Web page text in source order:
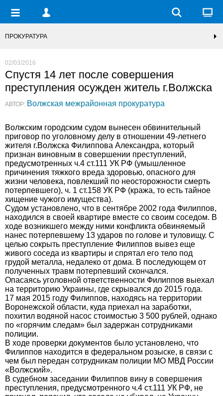
ПРОКУРАТУРА
02/03/2016
Спустя 14 лет после совершения
преступления осужден житель г.Волжска
АВТОР: Волжская межрайонная прокуратура
Волжским городским судом вынесен обвинительный
приговор по уголовному делу в отношении 49-летнего
жителя г.Волжска Филиппова Александра, который
признан виновным в совершении преступлений,
предусмотренных ч.4 ст.111 УК РФ (умышленное
причинения тяжкого вреда здоровью, опасного для
жизни человека, повлекший по неосторожности смерть
потерпевшего), ч. 1 ст.158 УК РФ (кража, то есть тайное
хищение чужого имущества).
Судом установлено, что в сентябре 2002 года Филиппов,
находился в своей квартире вместе со своим соседом. В
ходе возникшего между ними конфликта обвиняемый
нанес потерпевшему 13 ударов по голове и туловищу. С
целью сокрыть преступление Филиппов вывез еще
живого соседа из квартиры и спрятал его тело под
грудой металла, недалеко от дома. В последующем от
полученных травм потерпевший скончался.
Опасаясь уголовной ответственности Филиппов выехал
на территорию Украины, где скрывался до 2015 года.
17 мая 2015 году Филиппов, находясь на территории
Воронежской области, куда приехал на заработки,
похитил водяной насос стоимостью 3 500 рублей, однако
по «горячим следам» был задержан сотрудниками
полиции.
В ходе проверки документов было установлено, что
Филиппов находится в федеральном розыске, в связи с
чем был передан сотрудникам полиции МО МВД России
«Волжский».
В судебном заседании Филиппов вину в совершения
преступления, предусмотренного ч.4 ст.111 УК РФ, не